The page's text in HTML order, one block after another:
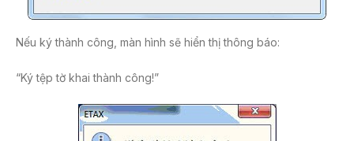
Nếu ký thành công, màn hình sẽ hiển thị thông báo:
“Ký tệp tờ khai thành công!”